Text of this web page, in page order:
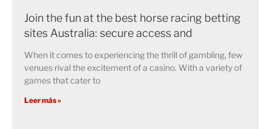
Join the fun at the best horse racing betting
sites Australia: secure access and
When it comes to experiencing the thrill of gambling, few
venues rival the excitement of a casino. With a variety of
games that cater to
Leer más »